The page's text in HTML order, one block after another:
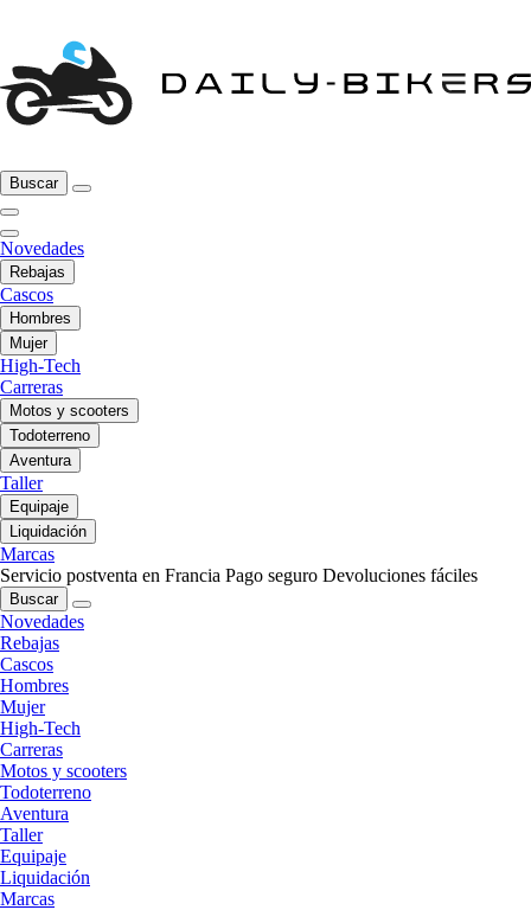
Buscar
Novedades
Rebajas
Cascos
Hombres
Mujer
High-Tech
Carreras
Motos y scooters
Todoterreno
Aventura
Taller
Equipaje
Liquidación
Marcas
Servicio postventa en Francia Pago seguro Devoluciones fáciles
Buscar
Novedades
Rebajas
Cascos
Hombres
Mujer
High-Tech
Carreras
Motos y scooters
Todoterreno
Aventura
Taller
Equipaje
Liquidación
Marcas